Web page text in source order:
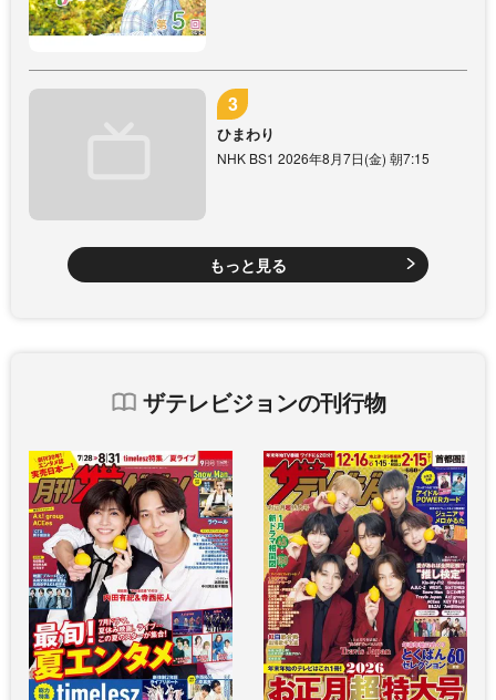
ひまわり
NHK BS1 2026年8月7日(金) 朝7:15
もっと見る
ザテレビジョンの刊行物